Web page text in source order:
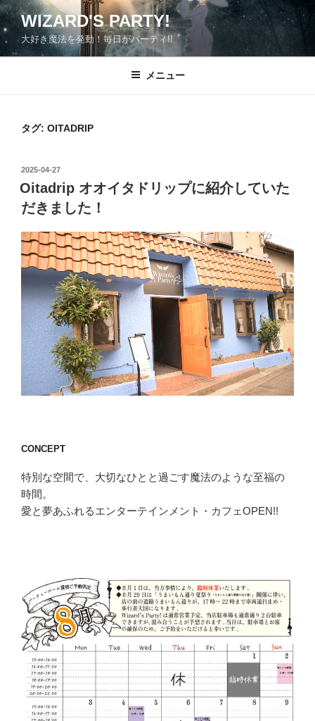
コ
ン
テ
ン
WIZARD'S PARTY!
大好き魔法を発動！毎日がパーティ!!
メニュー
タグ: OITADRIP
投
稿
日:
2025-04-27
Oitadrip オオイタドリップに紹介していた
だきました！
CONCEPT
特別な空間で、大切なひとと過ごす魔法のような至福の
時間。
愛と夢あふれるエンターテインメント・カフェOPEN!!